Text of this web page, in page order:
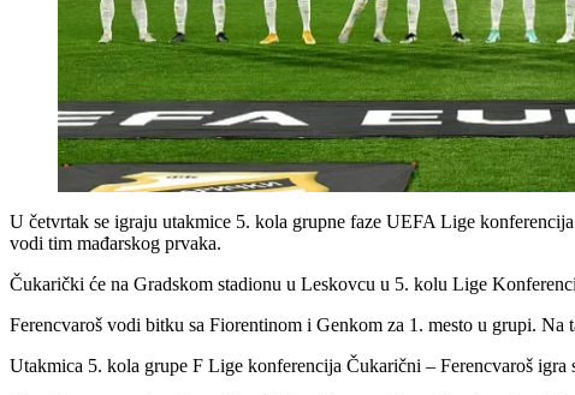
U četvrtak se igraju utakmice 5. kola grupne faze UEFA Lige
vodi tim mađarskog prvaka.
Čukarički će na Gradskom stadionu u Leskovcu u 5. kolu Lige
Ferencvaroš vodi bitku sa Fiorentinom i Genkom za 1. mesto u grupi.
Utakmica 5. kola grupe F Lige konferencija Čukarični – Ferencvaroš